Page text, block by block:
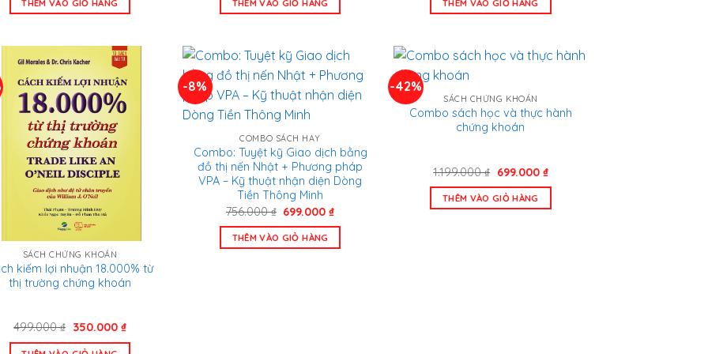
1.297.000 ₫.là:
THÊM VÀO GIỎ HÀNG 1.044.000 ₫.
THÊM VÀO GIỎ HÀNG 1.154.000 ₫.là:
THÊM VÀO GIỎ HÀNG
SÁCH CHỨNG KHOÁN
kiếm lợi nhuận 18.000% từ
thị trường chứng khoán
499.000₫ Giá
là:
350.000 ₫Giá
-8%
COMBO SÁCH HAY
Combo: Tuyệt kỹ Giao dịch bằng
đồ thị nến Nhật + Phương pháp
VPA – Kỹ thuật nhận diện Dòng
Tiền Thông Minh
756.000₫ Giá
là:
756.000 ₫.
699.000₫Giá
là:
THÊM VÀO GIỎ HÀNG
-42%
SÁCH CHỨNG KHOÁN
Combo sách học và thực hành
chứng khoán
1.199.000₫ Giá
là:
1.199.000 ₫.
699.000 ₫Giá
là:
THÊM VÀO GIỎ HÀNG